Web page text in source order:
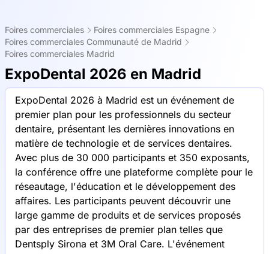
Foires commerciales
Foires commerciales Espagne
Foires commerciales Communauté de Madrid
Foires commerciales Madrid
ExpoDental 2026 en Madrid
ExpoDental 2026 à Madrid est un événement de
premier plan pour les professionnels du secteur
dentaire, présentant les dernières innovations en
matière de technologie et de services dentaires.
Avec plus de 30 000 participants et 350 exposants,
la conférence offre une plateforme complète pour le
réseautage, l'éducation et le développement des
affaires. Les participants peuvent découvrir une
large gamme de produits et de services proposés
par des entreprises de premier plan telles que
Dentsply Sirona et 3M Oral Care. L'événement